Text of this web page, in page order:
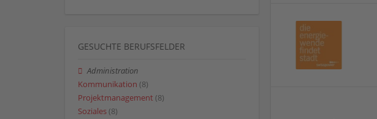
GESUCHTE BERUFSFELDER
Administration
Kommunikation (8)
Projektmanagement (8)
Soziales (8)